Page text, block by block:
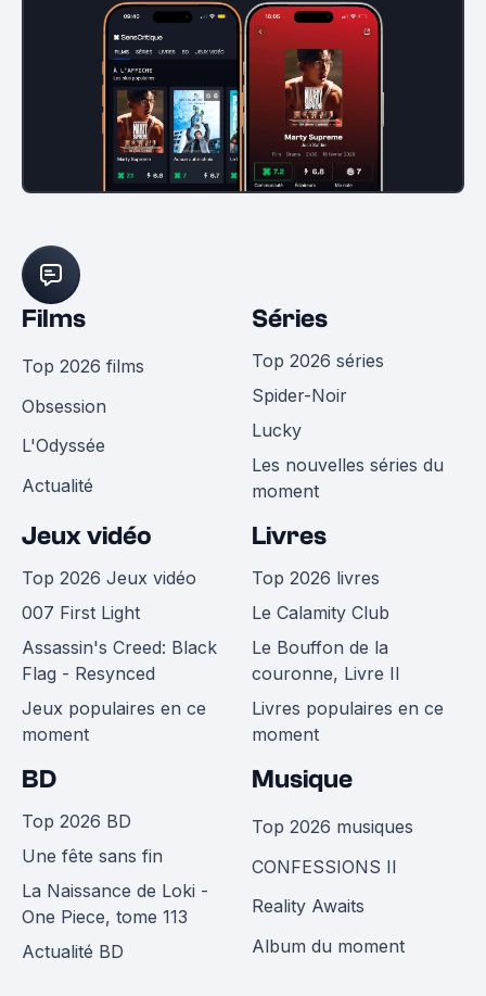
Films
Top 2026 films
Obsession
L'Odyssée
Actualité
Séries
Top 2026 séries
Spider-Noir
Lucky
Les nouvelles séries du
moment
Jeux vidéo
Top 2026 Jeux vidéo
007 First Light
Assassin's Creed: Black
Flag - Resynced
Jeux populaires en ce
moment
Livres
Top 2026 livres
Le Calamity Club
Le Bouffon de la
couronne, Livre II
Livres populaires en ce
moment
BD
Top 2026 BD
Une fête sans fin
La Naissance de Loki -
One Piece, tome 113
Actualité BD
Musique
Top 2026 musiques
CONFESSIONS II
Reality Awaits
Album du moment